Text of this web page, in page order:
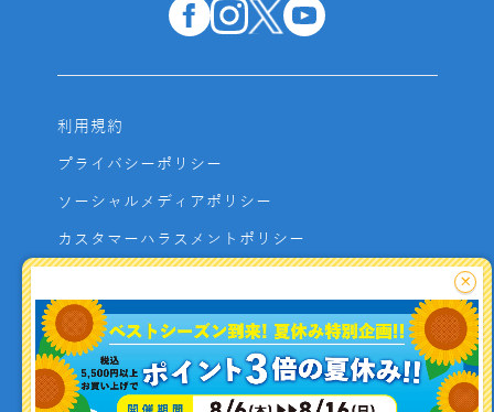
利用規約
プライバシーポリシー
ソーシャルメディアポリシー
カスタマーハラスメントポリシー
よくあるご質問
お問い合わせ
利用者資金の保全方法
×